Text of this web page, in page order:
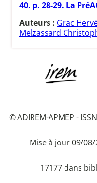
40. p. 28-29. La
Auteurs : Grac
Melzassard
© ADIREM-APMEP -
Mise à jour 09/08/
17177 dans